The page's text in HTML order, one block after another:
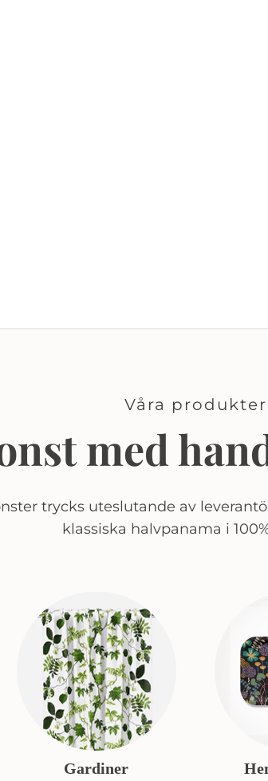
Våra produkter
med
trycks uteslutande av
klassiska halvpanama i
Gardiner